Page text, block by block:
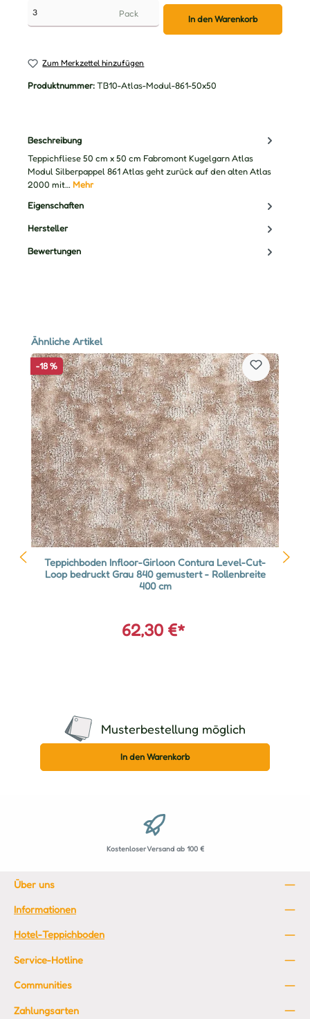
Pack
In den Warenkorb
Zum Merkzettel hinzufügen
Produktnummer: TB10-Atlas-Modul-861-50x50
Beschreibung
Teppichfliese 50 cm x 50 cm Fabromont Kugelgarn Atlas
Modul Silberpappel 861 Atlas geht zurück auf den alten Atlas
2000 mit… Mehr
Eigenschaften
Hersteller
Bewertungen
Produktgalerie überspringen
Ähnliche Artikel
-18 %
Teppichboden Infloor-Girloon Contura Level-Cut-
Loop bedruckt Grau 840 gemustert - Rollenbreite
400 cm
62,30 €*
Musterbestellung möglich
In den Warenkorb
Kostenloser Versand ab 100 €
Über uns
Informationen
Hotel-Teppichboden
Service-Hotline
Communities
Zahlungsarten